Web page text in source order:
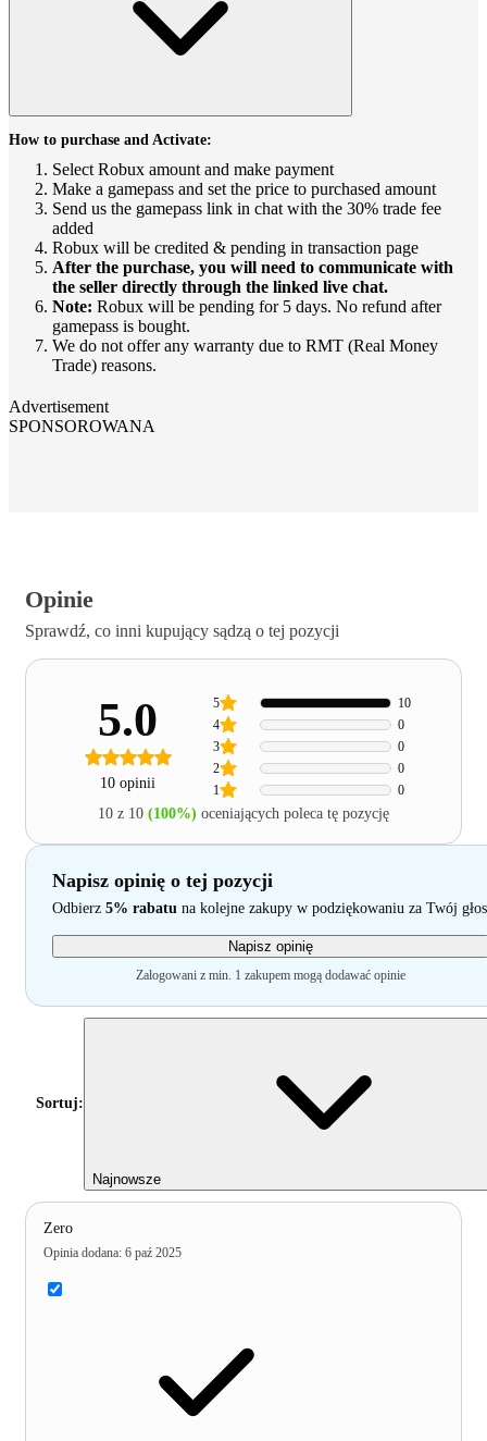
How to purchase and Activate:
Select Robux amount and make payment
Make a gamepass and set the price to purchased amount
Send us the gamepass link in chat with the 30% trade fee
added
Robux will be credited & pending in transaction page
After the purchase, you will need to communicate with
the seller directly through the linked live chat.
Note: Robux will be pending for 5 days. No refund after
gamepass is bought.
We do not offer any warranty due to RMT (Real Money
Trade) reasons.
Advertisement
SPONSOROWANA
Opinie
Sprawdź, co inni kupujący sądzą o tej pozycji
5.0
10 opinii 1 0
2 0
3 0
4 0
5 10
10 z 10 (100%) oceniających poleca tę pozycję
Napisz opinię o tej pozycji
Odbierz 5% rabatu na kolejne zakupy w podziękowaniu za Twój głos
Napisz opinię
Zalogowani z min. 1 zakupem mogą dodawać opinie
Sortuj:
Najnowsze
Zero
Opinia dodana: 6 paź 2025